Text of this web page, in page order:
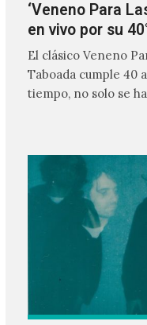
‘Veneno Para
en vivo por su
El clásico Veneno
Taboada cumple 40
tiempo, no solo se